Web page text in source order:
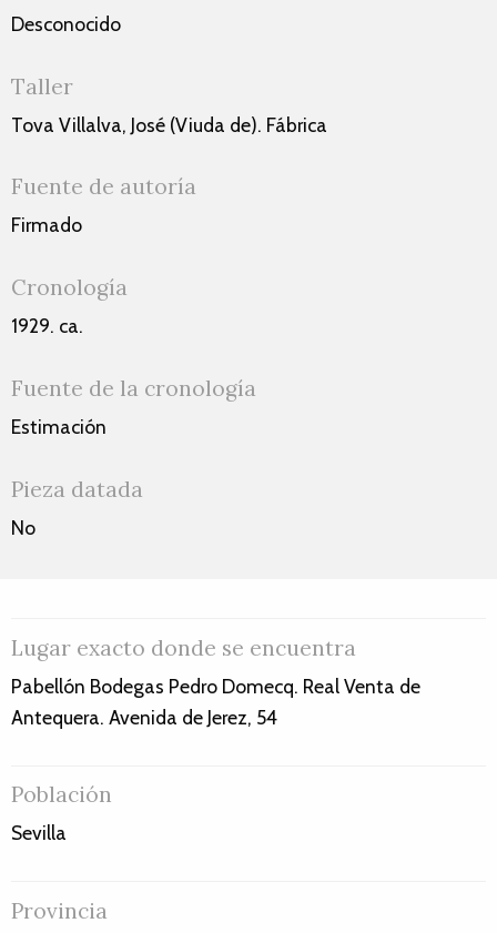
Desconocido
Taller
Tova Villalva, José (Viuda de). Fábrica
Fuente de autoría
Firmado
Cronología
1929. ca.
Fuente de la cronología
Estimación
Pieza datada
No
Lugar exacto donde se encuentra
Pabellón Bodegas Pedro Domecq. Real Venta de
Antequera. Avenida de Jerez, 54
Población
Sevilla
Provincia